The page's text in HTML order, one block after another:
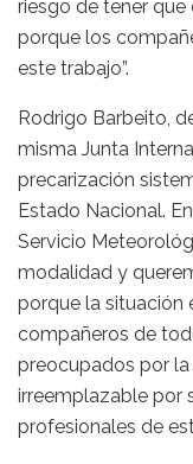
riesgo de tener
porque los
este trabajo”.
Rodrigo Barbeito,
misma Junta
precarización
Estado Nacional.
Servicio
modalidad y
porque la situación
compañeros de
preocupados por la
irreemplazable por
profesionales de